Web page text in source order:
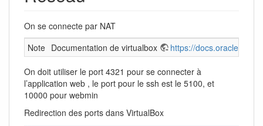
On se connecte par NAT
Note Documentation de virtualbox https://
On doit utiliser le port 4321 pour se connecter à
l’application web , le port pour le ssh est le 5100, et
10000 pour webmin
Redirection des ports dans VirtualBox